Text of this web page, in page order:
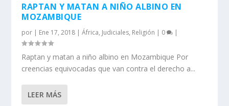
RAPTAN Y MATAN A NIÑO ALBINO EN
MOZAMBIQUE
por | Ene 17, 2018 |África, Judiciales, Religión | 0 |
Raptan y matan a niño albino en Mozambique Por
creencias equivocadas que van contra el derecho a...
LEER MÁS